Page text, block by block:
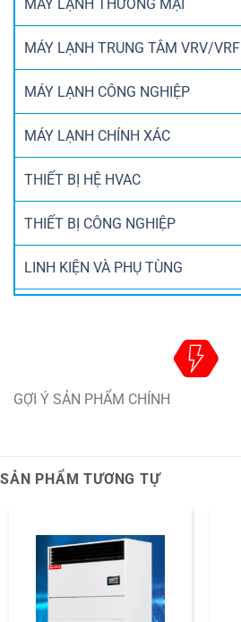
MÁY LẠNH THƯƠNG MẠI
MÁY LẠNH TRUNG TÂM VRV/VRF
MÁY LẠNH CÔNG NGHIỆP
MÁY LẠNH CHÍNH XÁC
THIẾT BỊ HỆ HVAC
THIẾT BỊ CÔNG NGHIỆP
LINH KIỆN VÀ PHỤ TÙNG
GỢI Ý SẢN PHẨM CHÍNH
SẢN PHẨM TƯƠNG TỰ